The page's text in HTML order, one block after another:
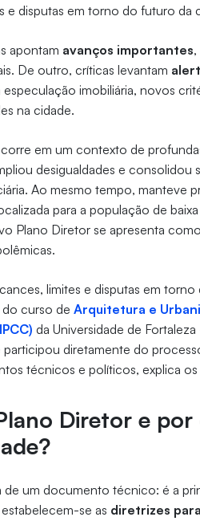
e disputas em torno do futuro da
apontam avanços importantes
De outro, críticas levantam
especulação imobiliária, novos
na cidade.
em um contexto de
desigualdades e consolidou
Ao mesmo tempo, manteve
para a população de
Plano Diretor se apresenta
limites e disputas em
do curso deArquitetura e
da Universidade de
diretamente do
técnicos e políticos, explica
Diretor e
de um documento técnico: é a
se as diretrizes